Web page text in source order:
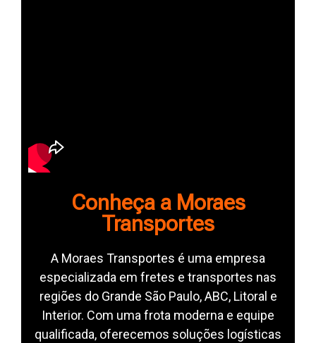
Conheça a Moraes
Transportes
A Moraes Transportes é uma empresa
especializada em fretes e transportes nas
regiões do Grande São Paulo, ABC, Litoral e
Interior. Com uma frota moderna e equipe
qualificada, oferecemos soluções logísticas